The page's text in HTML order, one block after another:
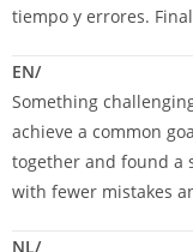
tiempo y errores.
EN/
Something
achieve a common
together and found a
with fewer mistakes
NL/